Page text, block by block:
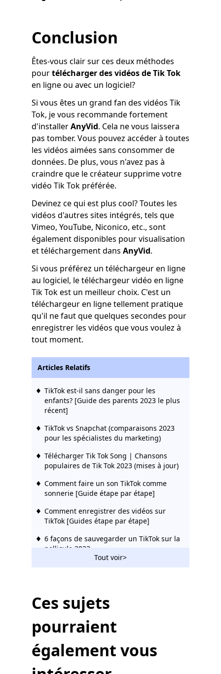
Conclusion
Êtes-vous clair sur ces deux méthodes
pourtélécharger des vidéos de Tik Tok
en ligne ou avec un logiciel?
Si vous êtes un grand fan des vidéos Tik
Tok, je vous recommande fortement
d'installerAnyVid. Cela ne vous laissera
pas tomber. Vous pouvez accéder à toutes
les vidéos aimées sans consommer de
données. De plus, vous n'avez pas à
craindre que le créateur supprime votre
vidéo Tik Tok préférée.
Devinez ce qui est plus cool? Toutes les
vidéos d'autres sites intégrés, tels que
Vimeo, YouTube, Niconico, etc., sont
également disponibles pour visualisation
et téléchargement dans AnyVid.
Si vous préférez un téléchargeur en ligne
au logiciel, le téléchargeur vidéo en ligne
Tik Tok est un meilleur choix. C'est un
téléchargeur en ligne tellement pratique
qu'il ne faut que quelques secondes pour
enregistrer les vidéos que vous voulez à
tout moment.
Articles Relatifs
TikTok est-il sans danger pour les
enfants? [Guide des parents 2023 le plus
récent]
TikTok vs Snapchat (comparaisons 2023
pour les spécialistes du marketing)
Télécharger Tik Tok Song | Chansons
populaires de Tik Tok 2023 (mises à jour)
Comment faire un son TikTok comme
sonnerie [Guide étape par étape]
Comment enregistrer des vidéos sur
TikTok [Guides étape par étape]
6 façons de sauvegarder un TikTok sur la
pellicule 2023
Comment enregistrer TikTok sans
vidéos TikTok sur PC
Comment télécharger des sons TikTok
sur PC et téléphone [3 méthodes
Tout voir>
Ces sujets
pourraient
également vous